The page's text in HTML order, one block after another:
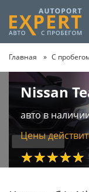
Главная С
Nissan
авто в
Цены
★★★★★